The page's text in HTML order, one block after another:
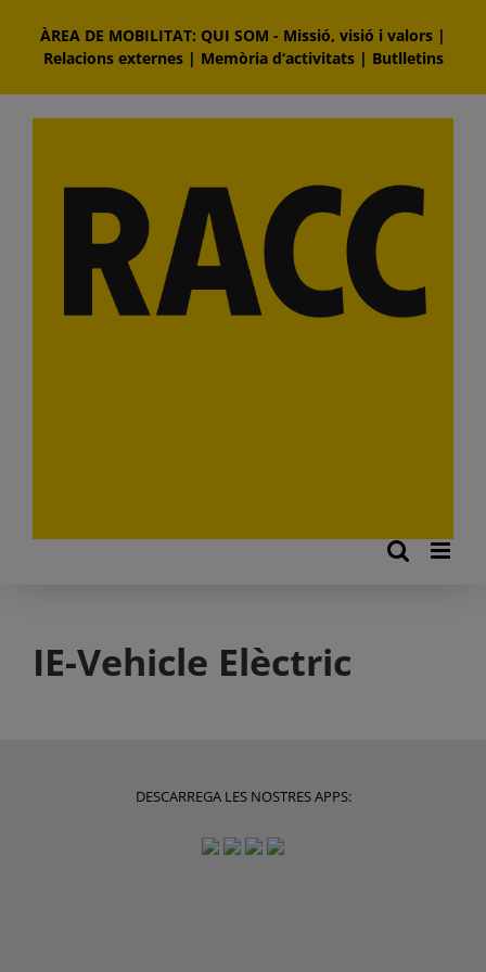
content
ÀREA DE MOBILITAT: QUI SOM - Missió, visió i valors |
Relacions externes| Memòria d‘activitats| Butlletins
IE-Vehicle Elèctric
DESCARREGA LES NOSTRES APPS: